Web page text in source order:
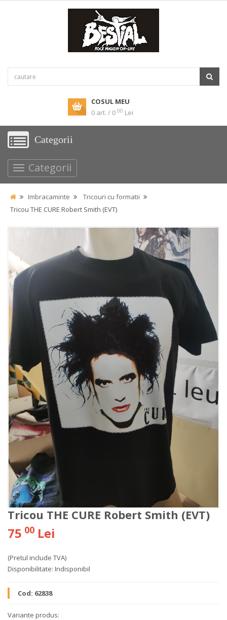
COSUL MEU
0 art. / 0 00 Lei
Categorii
Categorii
Imbracaminte
Tricouri cu formatii
Tricou THE CURE Robert Smith (EVT)
Tricou THE CURE Robert Smith (EVT)
75 00 Lei
(Pretul include TVA)
Disponibilitate: Indisponibil
Cod: 62838
Variante produs: